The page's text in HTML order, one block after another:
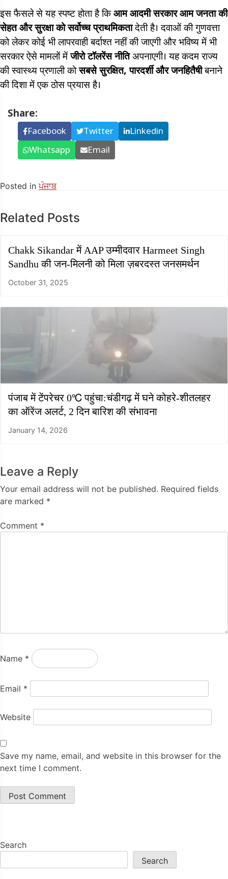
इस फैसले से यह स्पष्ट होता है किआम आदमी सरकार आम जनता की
सेहत और सुरक्षा को सर्वोच्च प्राथमिकतादेती है। दवाओं की गुणवत्ता
को लेकर कोई भी लापरवाही बर्दाश्त नहीं की जाएगी और भविष्य में भी
सरकार ऐसे मामलों मेंजीरो टॉलरेंस नीतिअपनाएगी। यह कदम राज्य
की स्वास्थ्य प्रणाली कोसबसे सुरक्षित, पारदर्शी और जनहितैषीबनाने
की दिशा में एक ठोस प्रयास है।
Share:
Facebook Twitter
Linkedin
Whatsapp
Email
Posted inਪੰਜਾਬ
Related Posts
Chakk Sikandar में AAP उम्मीदवार Harmeet Singh
Sandhu की जन-मिलनी को मिला ज़बरदस्त जनसमर्थन
October 31, 2025
पंजाब में टेंपरेचर 0℃ पहुंचा:चंडीगढ़ में घने कोहरे-शीतलहर
का ऑरेंज अलर्ट, 2 दिन बारिश की संभावना
January 14, 2026
Leave a Reply
Your email address will not be published. Required fields
are marked *
Comment *
Name *
Email *
Website
Save my name, email, and website in this browser for the
next time I comment.
Search
Search